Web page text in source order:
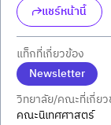
แชร์หน้านี้
แท็กที่เกี่ยวข้อง
Newsletter
วิทยาลัย/คณะที่เกี่ย
คณะนิเทศศาสตร์